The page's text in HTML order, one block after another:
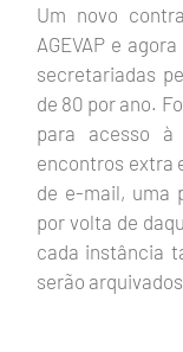
Um novo
AGEVAP e
secretariadas
de 80 por ano.
para acesso à
encontros extra
de e-mail, uma
por volta de
cada instância
serão